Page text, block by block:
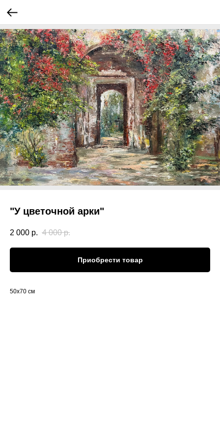
"У цветочной арки"
2 000 р. 4 000 р.
Приобрести товар
50x70 см